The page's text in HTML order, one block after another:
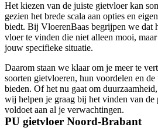
Het kiezen van de juiste gietvloer kan
gezien het brede scala aan opties en
biedt. Bij VloerenBaas begrijpen we dat
vloer te vinden die niet alleen mooi,
jouw specifieke situatie.
Daarom staan we klaar om je meer te
soorten gietvloeren, hun voordelen en
bieden. Of het nu gaat om
wij helpen je graag bij het vinden van de
voldoet aan al je verwachtingen.
PU gietvloer Noord-Brabant